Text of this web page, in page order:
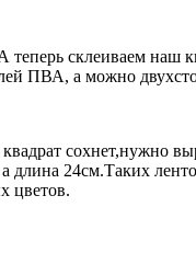
теперь склеиваем наш
ПВА, а можно
сохнет,нужно
длина 24см.Таких
цветов.